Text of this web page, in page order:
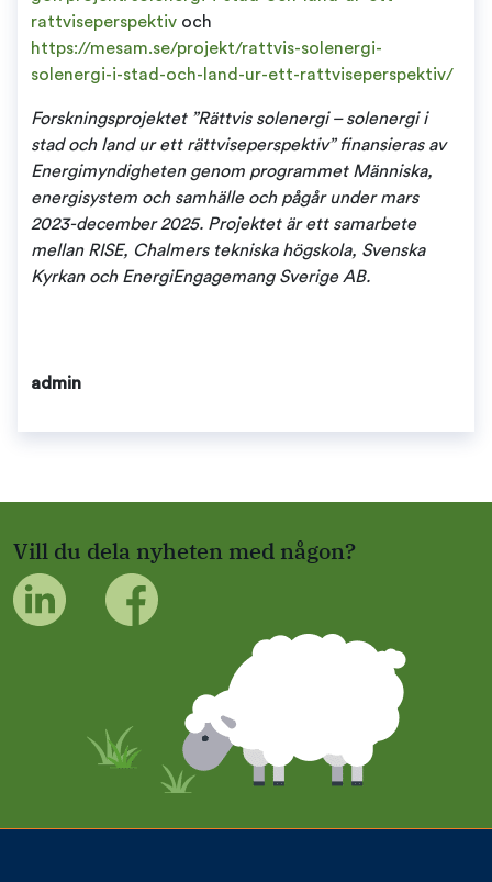
rattviseperspektiv och
https://mesam.se/projekt/rattvis-solenergi-
solenergi-i-stad-och-land-ur-ett-rattviseperspektiv/
Forskningsprojektet ”Rättvis solenergi – solenergi i
stad och land ur ett rättviseperspektiv” finansieras av
Energimyndigheten genom programmet Människa,
energisystem och samhälle och pågår under mars
2023-december 2025. Projektet är ett samarbete
mellan RISE, Chalmers tekniska högskola, Svenska
Kyrkan och EnergiEngagemang Sverige AB.
admin
Vill du dela nyheten med någon?